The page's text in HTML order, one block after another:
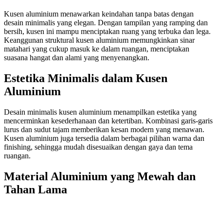
Kusen aluminium menawarkan keindahan tanpa batas dengan
desain minimalis yang elegan. Dengan tampilan yang ramping dan
bersih, kusen ini mampu menciptakan ruang yang terbuka dan lega.
Keanggunan struktural kusen aluminium memungkinkan sinar
matahari yang cukup masuk ke dalam ruangan, menciptakan
suasana hangat dan alami yang menyenangkan.
Estetika Minimalis dalam Kusen
Aluminium
Desain minimalis kusen aluminium menampilkan estetika yang
mencerminkan kesederhanaan dan ketertiban. Kombinasi garis-garis
lurus dan sudut tajam memberikan kesan modern yang menawan.
Kusen aluminium juga tersedia dalam berbagai pilihan warna dan
finishing, sehingga mudah disesuaikan dengan gaya dan tema
ruangan.
Material Aluminium yang Mewah dan
Tahan Lama